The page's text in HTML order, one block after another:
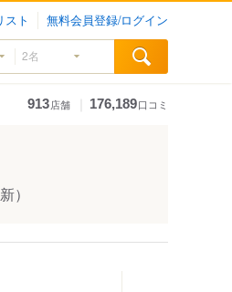
スト 無料会員登録/ログイン
913店舗 176,189口コミ
）